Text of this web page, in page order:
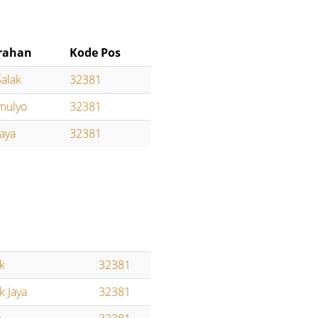
Kode Pos
32381
32381
32381
32381
Jaya
32381